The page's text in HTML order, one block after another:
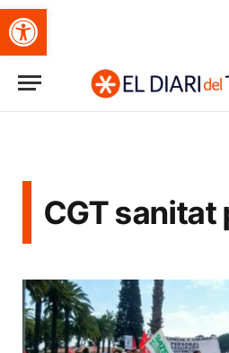
Obre la barra d'eines
CGT sanitat